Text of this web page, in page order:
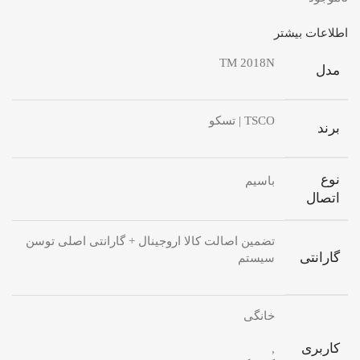
اطلاعات بیشتر
مدل TM 2018N
برند TSCO | تسکو
نوع
اتصال
باسیم
گارانتی
تضمین اصالت کالا اروجینال + گارانتی اصلی توسن
سیستم
کاربری
خانگی
,